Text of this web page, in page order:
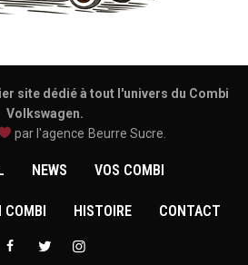
site dédié à tout l'univers du Combi
Volkswagen.
par l'agence Beurre Sucre
NEWS VOS COMBI
COMBI HISTOIRE CONTACT